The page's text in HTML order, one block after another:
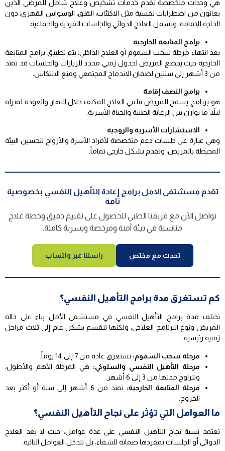
هي وحدات متخصصة تقدم خدمات تشخيص وعلاج شامل للمرضى الذين
يعانون من اضطرابات نفسية مثل الاكتئاب، القلق، الوسواس القهري، دون
الحاجة للإقامة، وتشمل العلاج الدوائي والجلسات الفردية والجماعية.
برامج المتابعة الخارجية
بعد انتهاء مرحلة سحب السموم أو العلاج الداخلي، يتم تطبيق برامج المتابعة
الخارجية حيث يخضع المريض لجدول زمني محدد للزيارات والجلسات قد تمتد
من 3 أشهر إلى سنتين لضمان الاندماج المجتمعي ومنع الانتكاس.
برامج النصف إقامة
هو برنامج يسمح للمريض بتلقي العلاج المكثف خلال النهار والعودة لمنزله
ليلاً، ما يوازن بين الرعاية الطبية والحياة الأسرية.
الاستشارات الأسرية والزوجية
وهي عبارة عن جلسات دعم متخصصة لأفراد الأسرة والأزواج لتحسين البيئة
المحيطة بالمريض، وتقدم بشكل خارجي تماماً.
تقدم مسشتفى الامل برامج إعادة التأهيل النفسي بخصوصية
تامة
تواصل الآن مع فريقنا الطبي للحصول على تقييم دقيق وخطة علاج
مناسبة في بيئة آمنة ومرخصة وبسرية كاملة.
تحدث مع مختص راسلنا عبر واتساب
كم تستغرق مدة برامج التأهيل النفسي؟
تختلف مدة برامج التأهيل النفسي في مستشفى الأمل بناء على حالة
المريض ونوع البرنامج العلاجي، ولكنها تنقسم بشكل عام إلى ثلاث مراحل
زمنية رئيسية:
مرحلة سحب السموم: تستغرق عادة من 7 إلى 14 يوماً.
مرحلة التأهيل النفسي والسلوكي: هي المرحلة الأهم والأطول،
وتتراوح مدتها من 3 إلى 6 أشهر.
مرحلة المتابعة الخارجية:
تمتد من 6 أشهر إلى سنة أو أكثر بعد
الخروج.
ما العوامل التي تؤثر على نجاح التأهيل النفسي؟
تعتمد نسبة نجاح التأهيل النفسي على عدة عوامل، حيث لا يعد العلاج
الدوائي أو الجلسات بمفردها ضمانة للشفاء، بل تتدخل العوامل التالية: